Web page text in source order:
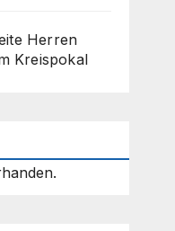
Herren
Kreispokal